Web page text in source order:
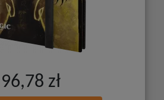
96,78 zł